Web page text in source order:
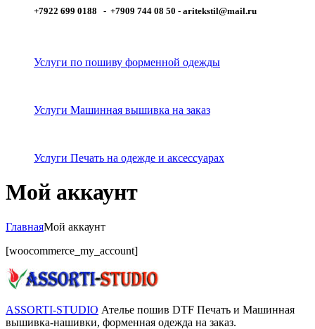
+7922 699 0188 - +7909 744 08 50 - aritekstil@mail.ru
Услуги по пошиву форменной одежды
Услуги Машинная вышивка на заказ
Услуги Печать на одежде и аксессуарах
Мой аккаунт
ГлавнаяМой аккаунт
[woocommerce_my_account]
ASSORTI-STUDIO Ателье пошив DTF Печать и Машинная
вышивка-нашивки, форменная одежда на заказ.